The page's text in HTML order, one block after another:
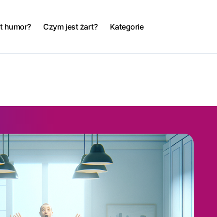
humor? Czym jest żart? Kategorie